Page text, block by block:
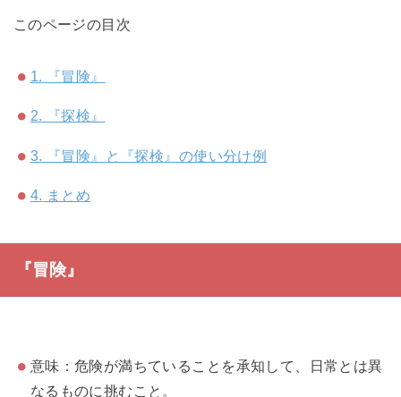
このページの目次
1. 『冒険』
2. 『探検』
3. 『冒険』と『探検』の使い分け例
4. まとめ
『冒険』
意味：危険が満ちていることを承知して、日常とは異
なるものに挑むこと。